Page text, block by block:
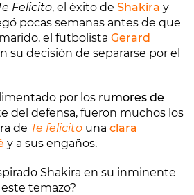
Felicito, el éxito de Shakira y
pocas semanas antes de que
el futbolista Gerard
su decisión de separarse por el
por los rumores de
del defensa, fueron muchos los
de Te felicito una clara
y a sus engaños.
Shakira en su inminente
temazo?